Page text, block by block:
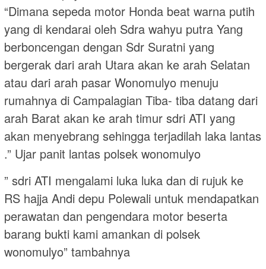
“Dimana sepeda motor Honda beat warna putih
yang di kendarai oleh Sdra wahyu putra Yang
berboncengan dengan Sdr Suratni yang
bergerak dari arah Utara akan ke arah Selatan
atau dari arah pasar Wonomulyo menuju
rumahnya di Campalagian Tiba- tiba datang dari
arah Barat akan ke arah timur sdri ATI yang
akan menyebrang sehingga terjadilah laka lantas
.” Ujar panit lantas polsek wonomulyo
” sdri ATI mengalami luka luka dan di rujuk ke
RS hajja Andi depu Polewali untuk mendapatkan
perawatan dan pengendara motor beserta
barang bukti kami amankan di polsek
wonomulyo” tambahnya